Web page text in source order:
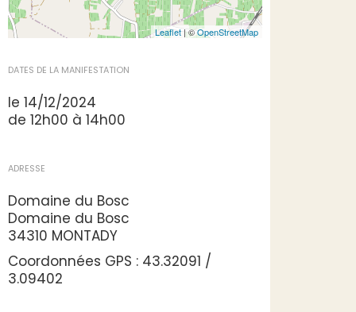
Leaflet | ©OpenStreetMap
DATES DE LA MANIFESTATION
le 14/12/2024
de 12h00 à 14h00
ADRESSE
Domaine du Bosc
Domaine du Bosc
34310 MONTADY
Coordonnées GPS : 43.32091 /
3.09402